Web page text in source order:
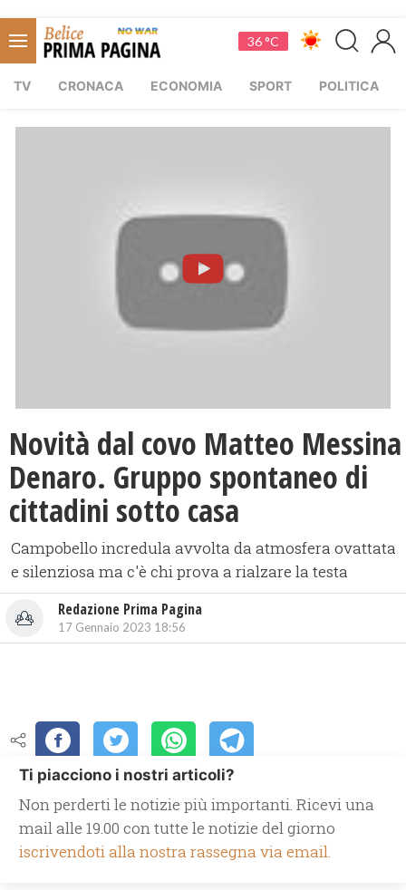
36 °C
TV CRONACA ECONOMIA SPORT POLITICA
Novità dal covo Matteo Messina
Denaro. Gruppo spontaneo di
cittadini sotto casa
Campobello incredula avvolta da atmosfera ovattata
e silenziosa ma c'è chi prova a rialzare la testa
Redazione Prima Pagina
17 Gennaio 2023 18:56
Ti piacciono i nostri articoli?
Non perderti le notizie più importanti. Ricevi una
mail alle 19.00 con tutte le notizie del giorno
iscrivendoti alla nostra rassegna via email.